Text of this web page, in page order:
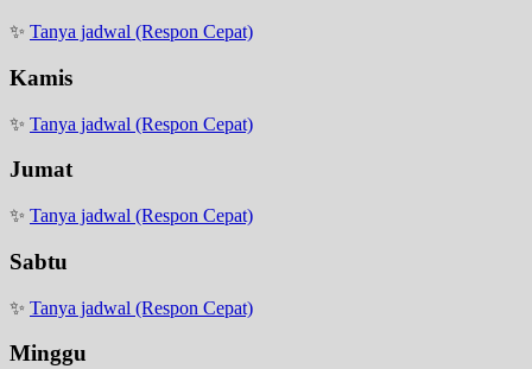
✨ Tanya jadwal (Respon Cepat)
Kamis
✨ Tanya jadwal (Respon Cepat)
Jumat
✨ Tanya jadwal (Respon Cepat)
Sabtu
✨ Tanya jadwal (Respon Cepat)
Minggu